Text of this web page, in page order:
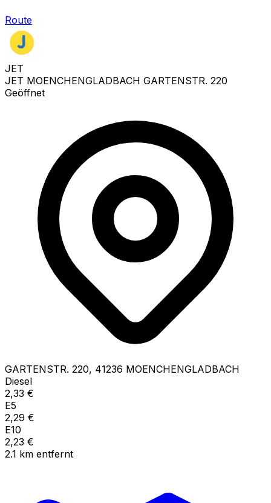
Route
JET
JET MOENCHENGLADBACH GARTENSTR. 220
Geöffnet
GARTENSTR. 220, 41236 MOENCHENGLADBACH
Diesel
2,33 €
E5
2,29 €
E10
2,23 €
2.1 km entfernt